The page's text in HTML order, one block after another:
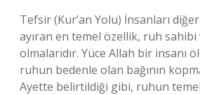
Tefsir (Kur’an Yolu) İnsanları
ayıran en temel özellik, ruh sahibi
olmalarıdır. Yüce Allah bir insanı
ruhun bedenle olan bağının
Ayette belirtildiği gibi, ruhun